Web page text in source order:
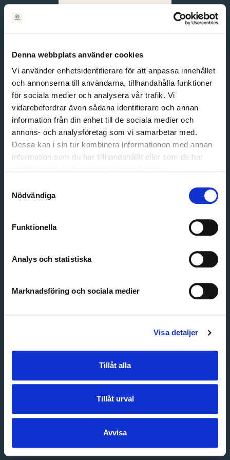
Denna webbplats använder cookies
Vi använder enhetsidentifierare för att anpassa innehållet
och annonserna till användarna, tillhandahålla funktioner
för sociala medier och analysera vår trafik. Vi
vidarebefordrar även sådana identifierare och annan
information från din enhet till de sociala medier och
annons- och analysföretag som vi samarbetar med.
Dessa kan i sin tur kombinera informationen med annan
information som du har tillhandahållit eller som de har
Nödvändiga
Funktionella
Analys och statistiska
Marknadsföring och sociala medier
Visa detaljer
Tillåt alla
Tillåt urval
Avvisa
English
Svenska
Email address
Customer service